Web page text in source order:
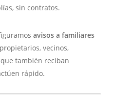
sin contratos.
avisos a familiares
vecinos,
también reciban
rápido.